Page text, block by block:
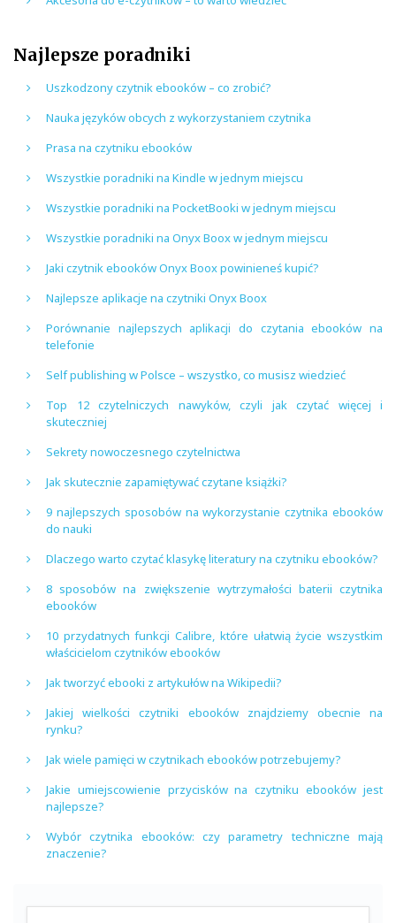
Najlepsze poradniki
Uszkodzony czytnik ebooków – co zrobić?
Nauka języków obcych z wykorzystaniem czytnika
Prasa na czytniku ebooków
Wszystkie poradniki na Kindle w jednym miejscu
Wszystkie poradniki na PocketBooki w jednym miejscu
Wszystkie poradniki na Onyx Boox w jednym miejscu
Jaki czytnik ebooków Onyx Boox powinieneś kupić?
Najlepsze aplikacje na czytniki Onyx Boox
Porównanie najlepszych aplikacji do czytania ebooków na
telefonie
Self publishing w Polsce – wszystko, co musisz wiedzieć
Top 12 czytelniczych nawyków, czyli jak czytać więcej i
skuteczniej
Sekrety nowoczesnego czytelnictwa
Jak skutecznie zapamiętywać czytane książki?
9 najlepszych sposobów na wykorzystanie czytnika ebooków
do nauki
Dlaczego warto czytać klasykę literatury na czytniku ebooków?
8 sposobów na zwiększenie wytrzymałości baterii czytnika
ebooków
10 przydatnych funkcji Calibre, które ułatwią życie wszystkim
właścicielom czytników ebooków
Jak tworzyć ebooki z artykułów na Wikipedii?
Jakiej wielkości czytniki ebooków znajdziemy obecnie na
rynku?
Jak wiele pamięci w czytnikach ebooków potrzebujemy?
Jakie umiejscowienie przycisków na czytniku ebooków jest
najlepsze?
Wybór czytnika ebooków: czy parametry techniczne mają
znaczenie?